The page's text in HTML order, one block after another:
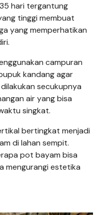
hari tergantung
tinggi membuat
yang memperhatikan
campuran
kandang agar
secukupnya
air yang bisa
singkat.
bertingkat menjadi
di lahan sempit.
pot bayam bisa
mengurangi estetika